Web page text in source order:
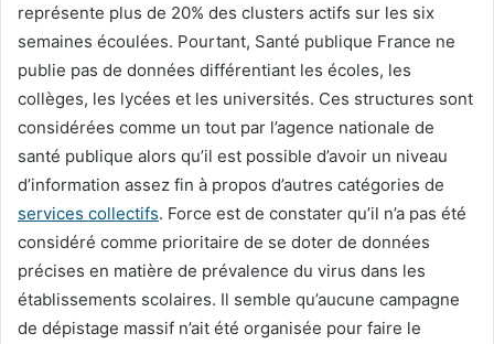
représente plus de 20% des clusters actifs sur les six
semaines écoulées. Pourtant, Santé publique France ne
publie pas de données différentiant les écoles, les
collèges, les lycées et les universités. Ces structures sont
considérées comme un tout par l’agence nationale de
santé publique alors qu’il est possible d’avoir un niveau
d’information assez fin à propos d’autres catégories de
services collectifs. Force est de constater qu’il n’a pas été
considéré comme prioritaire de se doter de données
précises en matière de prévalence du virus dans les
établissements scolaires. Il semble qu’aucune campagne
de dépistage massif n’ait été organisée pour faire le